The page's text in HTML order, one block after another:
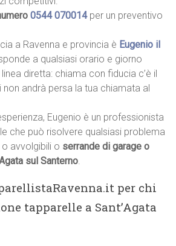
0544 070014per un preventivo
a Ravenna e provincia è Eugenio il
a qualsiasi orario e giorno
diretta: chiama con fiducia c’è il
andrà persa la tua chiamata al
Eugenio è un professionista
che può risolvere qualsiasi problema
avvolgibili o serrande di garage o
sul Santerno.
per chi
tapparelle a Sant’Agata